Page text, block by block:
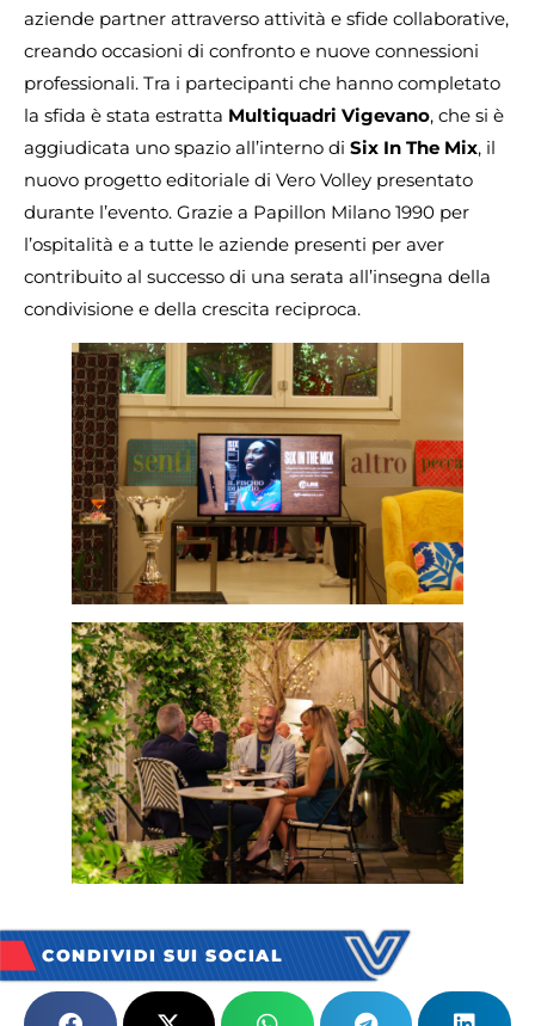
aziende partner attraverso attività e sfide collaborative,
creando occasioni di confronto e nuove connessioni
professionali. Tra i partecipanti che hanno completato
la sfida è stata estratta Multiquadri Vigevano, che si è
aggiudicata uno spazio all’interno di Six In The Mix, il
nuovo progetto editoriale di Vero Volley presentato
durante l’evento. Grazie a Papillon Milano 1990 per
l’ospitalità e a tutte le aziende presenti per aver
contribuito al successo di una serata all’insegna della
condivisione e della crescita reciproca.
CONDIVIDI SUI SOCIAL